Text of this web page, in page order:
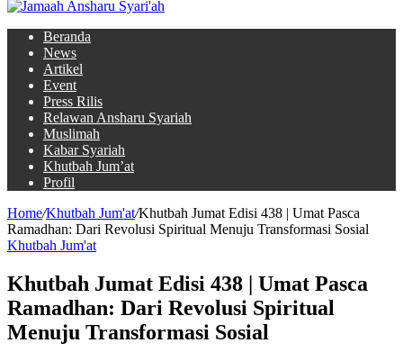
Beranda
News
Artikel
Event
Press Rilis
Relawan Ansharu Syariah
Muslimah
Kabar Syariah
Khutbah Jum’at
Profil
Home/Khutbah Jum'at/Khutbah Jumat Edisi 438 | Umat Pasca
Ramadhan: Dari Revolusi Spiritual Menuju Transformasi Sosial
Khutbah Jum'at
Khutbah Jumat Edisi 438 | Umat Pasca
Ramadhan: Dari Revolusi Spiritual
Menuju Transformasi Sosial